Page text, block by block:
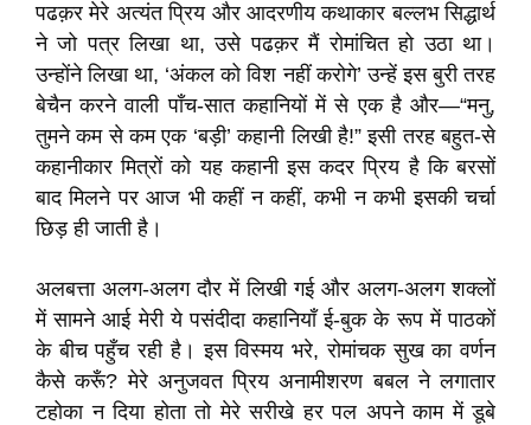
पढक़र मेरे अत्यंत प्रिय और आदरणीय कथाकार बल्लभ सिद्धार्थ
ने जो पत्र लिखा था, उसे पढक़र मैं रोमांचित हो उठा था।
उन्होंने लिखा था, ‘अंकल को विश नहीं करोगे’ उन्हें इस बुरी तरह
बेचैन करने वाली पाँच-सात कहानियों में से एक है और—“मनु,
तुमने कम से कम एक ‘बड़ी’ कहानी लिखी है!” इसी तरह बहुत-से
कहानीकार मित्रों को यह कहानी इस कदर प्रिय है कि बरसों
बाद मिलने पर आज भी कहीं न कहीं, कभी न कभी इसकी चर्चा
छिड़ ही जाती है।
अलबत्ता अलग-अलग दौर में लिखी गई और अलग-अलग शक्लों
में सामने आई मेरी ये पसंदीदा कहानियाँ ई-बुक के रूप में पाठकों
के बीच पहुँच रही है। इस विस्मय भरे, रोमांचक सुख का वर्णन
कैसे करूँ? मेरे अनुजवत प्रिय अनामीशरण बबल ने लगातार
टहोका न दिया होता तो मेरे सरीखे हर पल अपने काम में डूबे